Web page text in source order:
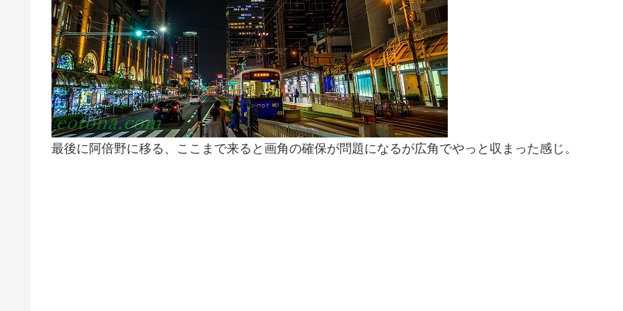
最後に阿倍野に移る、ここまで来ると画角の確保が問題になるが広角でやっと収まった感じ。